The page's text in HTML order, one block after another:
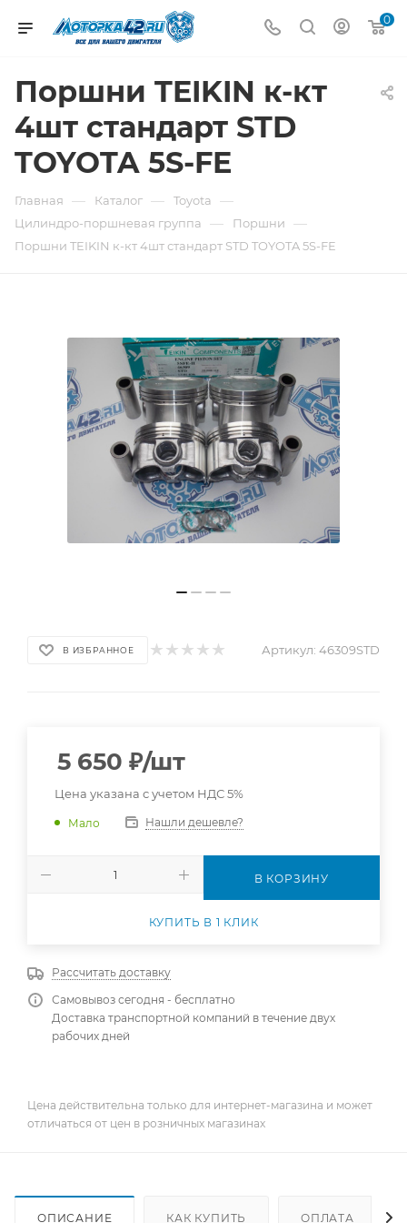
0
Поршни TEIKIN к-кт
4шт стандарт STD
TOYOTA 5S-FE
Главная — Каталог — Toyota —
Цилиндро-поршневая группа — Поршни —
Поршни TEIKIN к-кт 4шт стандарт STD TOYOTA 5S-FE
В ИЗБРАННОЕ Артикул: 46309STD
5 650 ₽/шт
Цена указана с учетом НДС 5%
Мало Нашли дешевле?
В КОРЗИНУ
КУПИТЬ В 1 КЛИК
Рассчитать доставку
Самовывоз сегодня - бесплатно
Доставка транспортной компаний в течение двух
рабочих дней
Цена действительна только для интернет-магазина и может
отличаться от цен в розничных магазинах
ОПИСАНИЕ КАК КУПИТЬ ОПЛАТА